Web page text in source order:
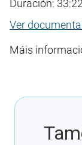
Duración:
Ver documental
Máis